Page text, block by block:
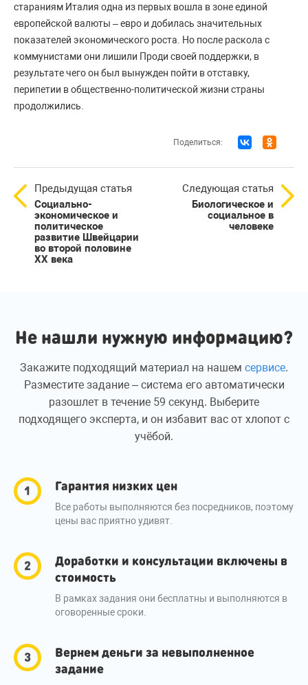
стараниям Италия одна из первых вошла в зоне единой
европейской валюты – евро и добилась значительных
показателей экономического роста. Но после раскола с
коммунистами они лишили Проди своей поддержки, в
результате чего он был вынужден пойти в отставку,
перипетии в общественно-политической жизни страны
продолжились.
Поделиться:
Предыдущая статья
Социально-
экономическое и
политическое
развитие Швейцарии
во второй половине
ХХ века
Следующая статья
Биологическое и
социальное в
человеке
Не нашли нужную информацию?
Закажите подходящий материал на нашем сервисе.
Разместите задание – система его автоматически
разошлет в течение 59 секунд. Выберите
подходящего эксперта, и он избавит вас от хлопот с
учёбой.
Гарантия низких цен
Все работы выполняются без посредников, поэтому
цены вас приятно удивят.
Доработки и консультации включены в
стоимость
В рамках задания они бесплатны и выполняются в
оговоренные сроки.
Вернем деньги за невыполненное
задание